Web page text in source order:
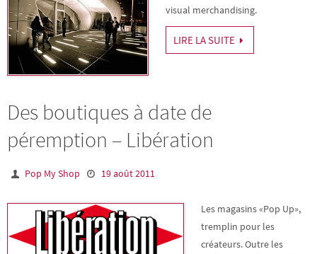
visual merchandising.
LIRE LA SUITE
Des boutiques à date de
péremption – Libération
Pop My Shop 19 août 2011
Les magasins «Pop Up»,
tremplin pour les
créateurs. Outre les